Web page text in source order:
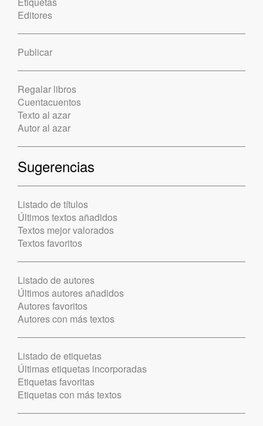
Editores
Publicar
Regalar libros
Cuentacuentos
Texto al azar
Autor al azar
Sugerencias
Listado de títulos
Últimos textos añadidos
Textos mejor valorados
Textos favoritos
Listado de autores
Últimos autores añadidos
Autores favoritos
Autores con más textos
Listado de etiquetas
Últimas etiquetas incorporadas
Etiquetas favoritas
Etiquetas con más textos